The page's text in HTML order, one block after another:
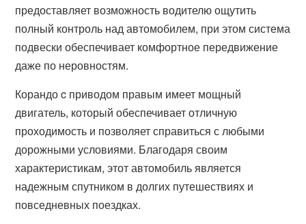
предоставляет возможность водителю ощутить
полный контроль над автомобилем, при этом система
подвески обеспечивает комфортное передвижение
даже по неровностям.
Корандо c приводом правым имеет мощный
двигатель, который обеспечивает отличную
проходимость и позволяет справиться с любыми
дорожными условиями. Благодаря своим
характеристикам, этот автомобиль является
надежным спутником в долгих путешествиях и
повседневных поездках.